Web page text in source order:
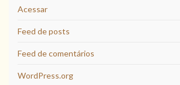
Acessar
Feed de posts
Feed de comentários
WordPress.org